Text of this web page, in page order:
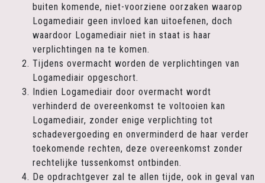
buiten komende, niet-voorziene oorzaken waarop
Logamediair geen invloed kan uitoefenen, doch
waardoor Logamediair niet in staat is haar
verplichtingen na te komen.
Tijdens overmacht worden de verplichtingen van
Logamediair opgeschort.
Indien Logamediair door overmacht wordt
verhinderd de overeenkomst te voltooien kan
Logamediair, zonder enige verplichting tot
schadevergoeding en onverminderd de haar verder
toekomende rechten, deze overeenkomst zonder
rechtelijke tussenkomst ontbinden.
De opdrachtgever zal te allen tijde, ook in geval van